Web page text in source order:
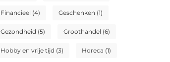
Financieel (4) Geschenken (1)
Gezondheid (5) Groothandel (6)
Hobby en vrije tijd (3) Horeca (1)